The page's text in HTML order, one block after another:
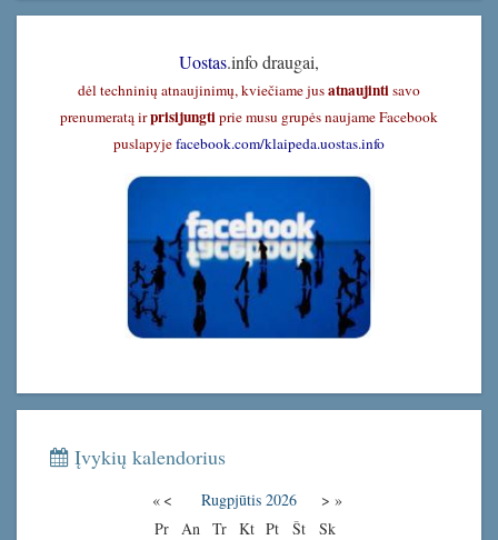
Uostas.info draugai,
dėl techninių atnaujinimų, kviečiame jusatnaujintisavo
prenumeratą irprisijungtiprie musu grupės naujame Facebook
puslapyjefacebook.com/klaipeda.uostas.info
Įvykių kalendorius
« < Rugpjūtis 2026 > »
Pr
An Tr Kt Pt Št
Sk